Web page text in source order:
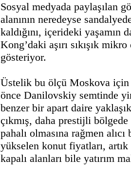
Sosyal medyada paylaşılan
alanının neredeyse
kaldığını, içerideki yaşamın
Kong’daki aşırı sıkışık
gösteriyor.
Üstelik bu ölçü Moskova
önce Danilovskiy semtinde
benzer bir apart daire
çıkmış, daha prestijli
pahalı olmasına rağmen
yükselen konut fiyatları,
kapalı alanları bile yatırım